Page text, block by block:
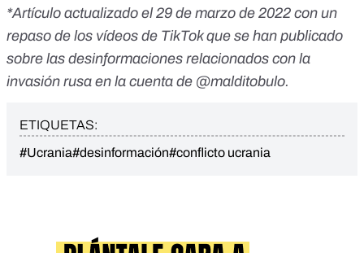
*Artículo actualizado el 29 de marzo de 2022 con un
repaso de los vídeos de TikTok que se han publicado
sobre las desinformaciones relacionados con la
invasión rusa en la cuenta de @malditobulo.
ETIQUETAS:
#Ucrania#desinformación#conflicto ucrania